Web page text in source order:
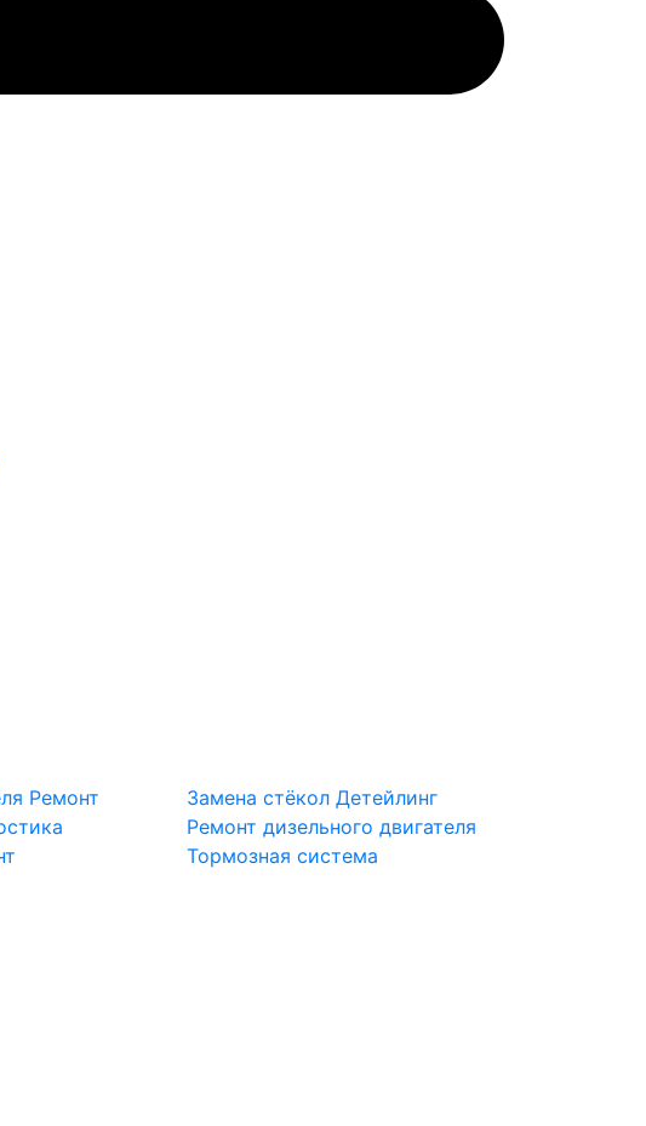
Ремонт
Замена стёкол Детейлинг
Ремонт дизельного двигателя
Тормозная система